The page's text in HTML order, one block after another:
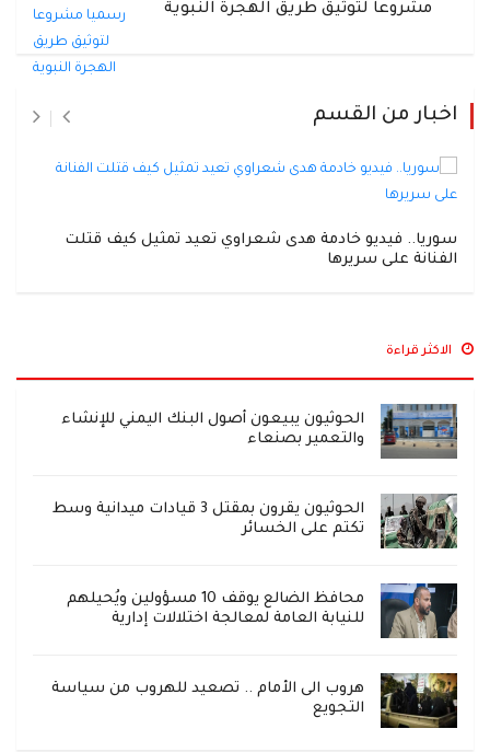
مشروعا لتوثيق طريق الهجرة النبوية
اخبار من القسم
سوريا.. فيديو خادمة هدى شعراوي تعيد تمثيل كيف قتلت
الفنانة على سريرها
الاكثر قراءة
الحوثيون يبيعون أصول البنك اليمني للإنشاء
والتعمير بصنعاء
الحوثيون يقرون بمقتل 3 قيادات ميدانية وسط
تكتم على الخسائر
محافظ الضالع يوقف 10 مسؤولين ويُحيلهم
للنيابة العامة لمعالجة اختلالات إدارية
هروب الى الأمام .. تصعيد للهروب من سياسة
التجويع